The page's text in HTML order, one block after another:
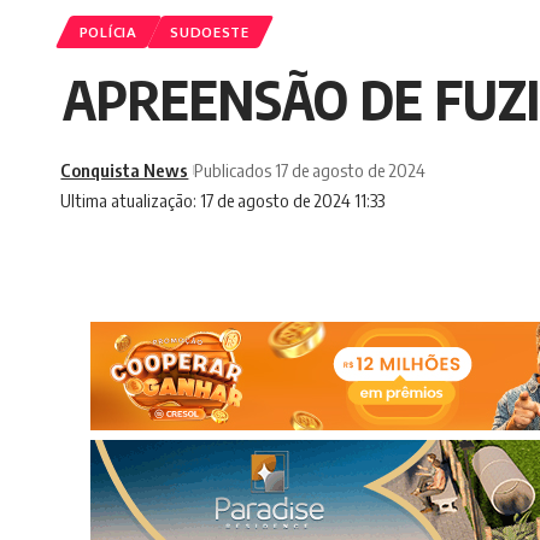
POLÍCIA SUDOESTE
APREENSÃO DE
Ultima atualização: 17 de agosto de 2024 11:33
Conquista News Publicados 17 de agosto de 2024